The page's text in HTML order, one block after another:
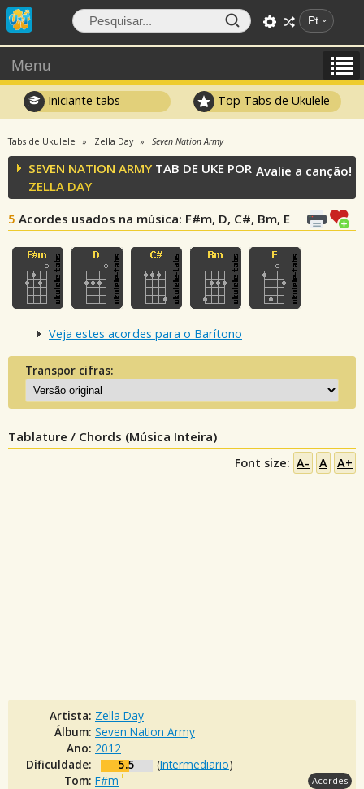
Pt
Menu
Iniciante tabs Top Tabs de Ukulele
Tabs de Ukulele Zella Day Seven Nation Army
SEVEN NATION ARMYTAB DE UKE POR
ZELLA DAY
5 Acordes usados na música: F#m, D, C#, Bm, E
Avalie a canção!
Veja estes acordes para o Barítono
Transpor cifras:
Tablature / Chords (Música Inteira)
Font size: A- A A+
Artista: Zella Day
Álbum: Seven Nation Army
Ano: 2012
Dificuldade:
5.5 (Intermediario)
Tom: F#m Acordes